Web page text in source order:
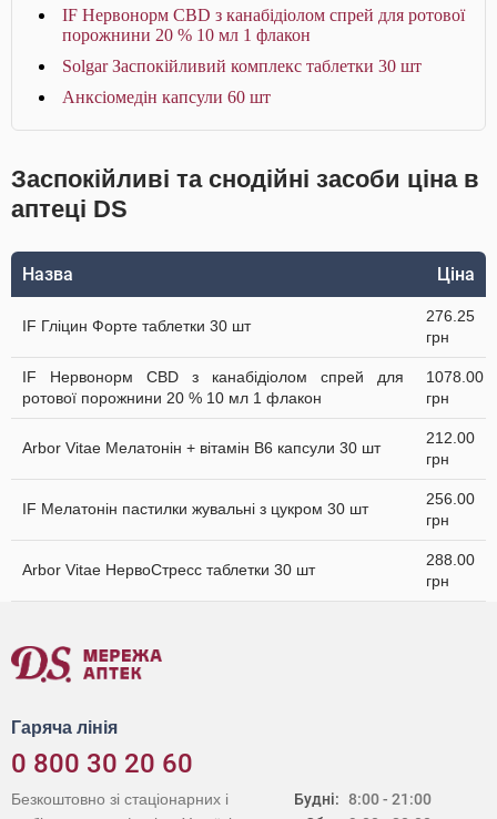
IF Нервонорм CBD з канабідіолом спрей для ротової
порожнини 20 % 10 мл 1 флакон
Solgar Заспокійливий комплекс таблетки 30 шт
Анксіомедін капсули 60 шт
Заспокійливі та снодійні засоби ціна в
аптеці DS
Назва Ціна
IF Гліцин Форте таблетки 30 шт
276.25
грн
IF Нервонорм CBD з канабідіолом спрей для
ротової порожнини 20 % 10 мл 1 флакон
1078.00
грн
Arbor Vitae Мелатонін + вітамін В6 капсули 30 шт
212.00
грн
IF Мелатонін пастилки жувальні з цукром 30 шт
256.00
грн
Arbor Vitae НервоСтресс таблетки 30 шт
288.00
грн
Гаряча лінія
0 800 30 20 60
Будні: 8:00 - 21:00
Безкоштовно зі стаціонарних і